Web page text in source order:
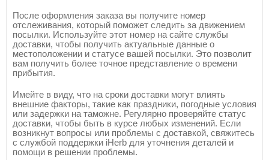
После оформления заказа вы получите номер
отслеживания, который поможет следить за движением
посылки. Используйте этот номер на сайте службы
доставки, чтобы получить актуальные данные о
местоположении и статусе вашей посылки. Это позволит
вам получить более точное представление о времени
прибытия.
Имейте в виду, что на сроки доставки могут влиять
внешние факторы, такие как праздники, погодные условия
или задержки на таможне. Регулярно проверяйте статус
доставки, чтобы быть в курсе любых изменений. Если
возникнут вопросы или проблемы с доставкой, свяжитесь
с службой поддержки iHerb для уточнения деталей и
помощи в решении проблемы.